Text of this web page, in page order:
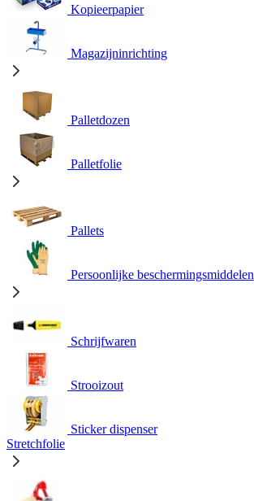
Kopieerpapier
Magazijninrichting
Palletdozen
Palletfolie
Pallets
Persoonlijke beschermingsmiddelen
Schrijfwaren
Strooizout
Sticker dispenser
Stretchfolie